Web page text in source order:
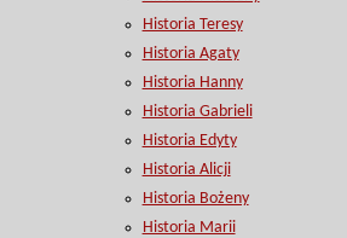
Historia Teresy
Historia Agaty
Historia Hanny
Historia Gabrieli
Historia Edyty
Historia Alicji
Historia Bożeny
Historia Marii